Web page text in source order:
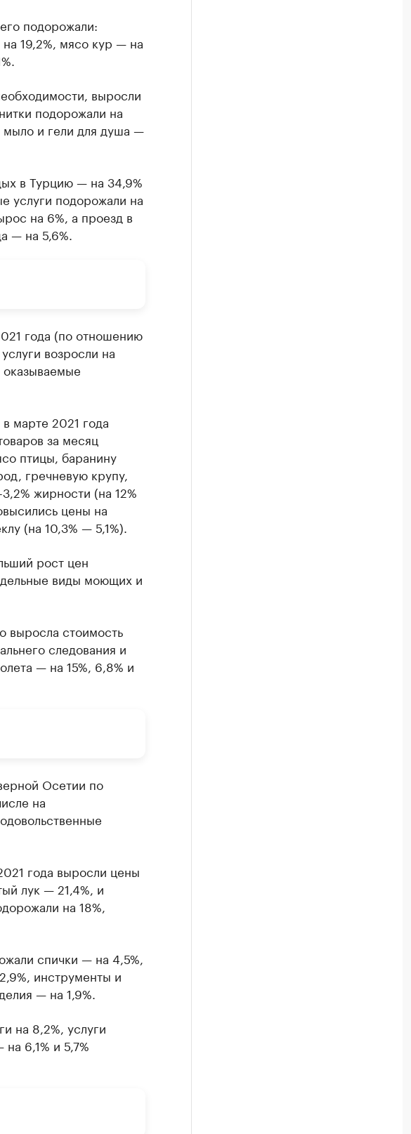
подорожали:
19,2%, мясо кур — на
выросли
подорожали на
мыло и гели для душа —
в Турцию — на 34,9%
услуги подорожали на
на 6%, а проезд в
— на 5,6%.
года (по отношению
возросли на
марте 2021 года
за месяц
птицы, баранину
гречневую крупу,
жирности (на 12%
цены на
(на 10,3% — 5,1%).
рост цен
виды моющих и
выросла стоимость
следования и
— на 15%, 6,8% и
Осетии по
на
года выросли цены
лук — 21,4%, и
на 18%,
спички — на 4,5%,
инструменты и
— на 1,9%.
на 8,2%, услуги
6,1% и 5,7%